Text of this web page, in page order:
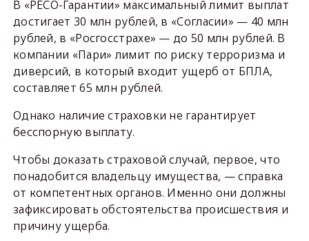
В «РЕСО-Гарантии» максимальный лимит выплат
достигает 30 млн рублей, в «Согласии» — 40 млн
рублей, в «Росгосстрахе» — до 50 млн рублей. В
компании «Пари» лимит по риску терроризма и
диверсий, в который входит ущерб от БПЛА,
составляет 65 млн рублей.
Однако наличие страховки не гарантирует
бесспорную выплату.
Чтобы доказать страховой случай, первое, что
понадобится владельцу имущества, — справка
от компетентных органов. Именно они должны
зафиксировать обстоятельства происшествия и
причину ущерба.